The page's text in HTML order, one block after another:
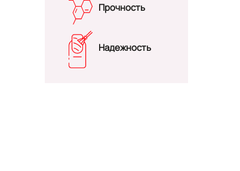
Прочность
Надежность